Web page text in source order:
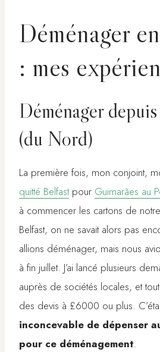
Déménager
: mes
Déménager
(du Nord)
La première fois, mon conjoint,
quitté Belfastpour Guimarães au
à commencer les cartons de
Belfast, on ne savait alors pas
allions déménager, mais nous
à fin juillet. J’ai lancé plusieurs
auprès de sociétés locales, et
des devis à £6000 ou plus.
inconcevable de dépenser
pour ce déménagement.